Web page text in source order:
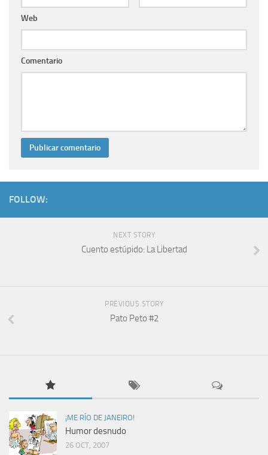
Web
Comentario
FOLLOW:
NEXT STORY
Cuento estúpido: La Libertad
PREVIOUS STORY
Pato Peto #2
¡ME RÍO DE JANEIRO!
Humor desnudo
26 OCT, 2007